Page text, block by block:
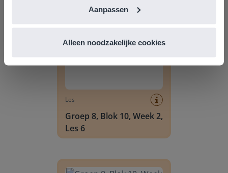
Aanpassen
Alleen noodzakelijke cookies
Les
Groep 8, Blok 10, Week 2,
Les 6